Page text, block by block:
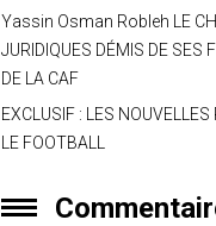
Yassin Osman Robleh LE
JURIDIQUES DÉMIS DE SES
DE LA CAF
EXCLUSIF : LES NOUVELLES
LE FOOTBALL